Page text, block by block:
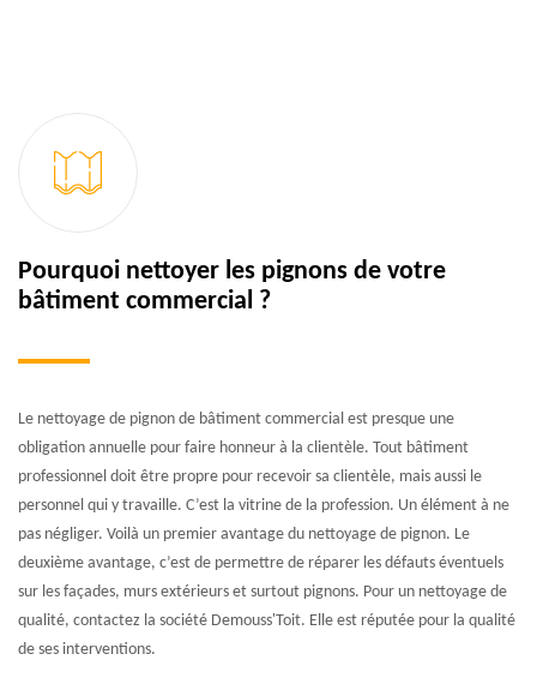
Pourquoi nettoyer les pignons de votre
bâtiment commercial ?
Le nettoyage de pignon de bâtiment commercial est presque une
obligation annuelle pour faire honneur à la clientèle. Tout bâtiment
professionnel doit être propre pour recevoir sa clientèle, mais aussi le
personnel qui y travaille. C’est la vitrine de la profession. Un élément à ne
pas négliger. Voilà un premier avantage du nettoyage de pignon. Le
deuxième avantage, c’est de permettre de réparer les défauts éventuels
sur les façades, murs extérieurs et surtout pignons. Pour un nettoyage de
qualité, contactez la société Demouss'Toit. Elle est réputée pour la qualité
de ses interventions.